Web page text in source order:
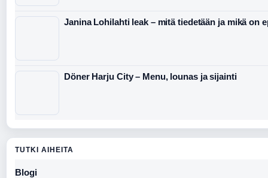
Janina Lohilahti leak – mitä tiedetään ja mikä on
Döner Harju City – Menu, lounas ja sijainti
TUTKI AIHEITA
Blogi